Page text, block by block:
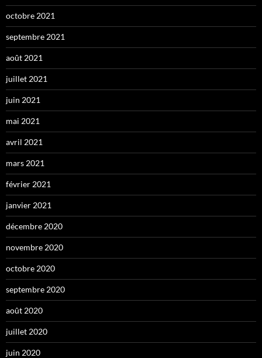
octobre 2021
septembre 2021
août 2021
juillet 2021
juin 2021
mai 2021
avril 2021
mars 2021
février 2021
janvier 2021
décembre 2020
novembre 2020
octobre 2020
septembre 2020
août 2020
juillet 2020
juin 2020